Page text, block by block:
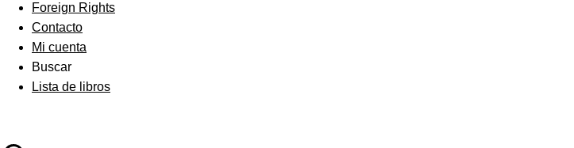
Foreign Rights
Contacto
Mi cuenta
Buscar
Lista de libros